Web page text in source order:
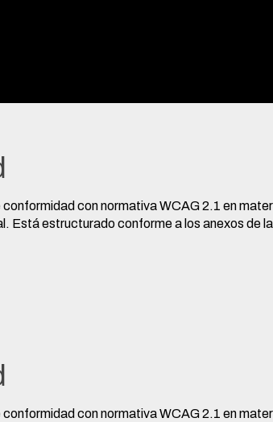
con normativa WCAG 2.1 en
Está estructurado conforme a los anexos de
con normativa WCAG 2.1 en